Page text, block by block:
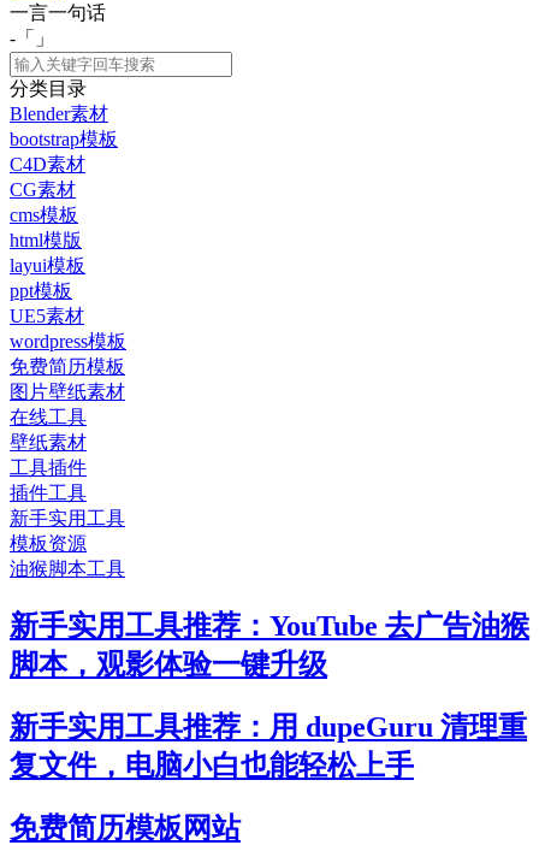
一言一句话
-「
」
分类目录
Blender素材
bootstrap模板
C4D素材
CG素材
cms模板
html模版
layui模板
ppt模板
UE5素材
wordpress模板
免费简历模板
图片壁纸素材
在线工具
壁纸素材
工具插件
插件工具
新手实用工具
模板资源
油猴脚本工具
新手实用工具推荐：YouTube 去广告油猴
脚本，观影体验一键升级
新手实用工具推荐：用 dupeGuru 清理重
复文件，电脑小白也能轻松上手
免费简历模板网站